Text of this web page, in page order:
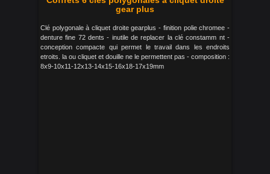
gear plus
Clé polygonale à cliquet droite gearplus - finition polie chromee -
denture fine 72 dents - inutile de replacer la clé constamm nt -
conception compacte qui permet le travail dans les endroits
etroits. la ou cliquet et douille ne le permettent pas - composition :
8x9-10x11-12x13-14x15-16x18-17x19mm